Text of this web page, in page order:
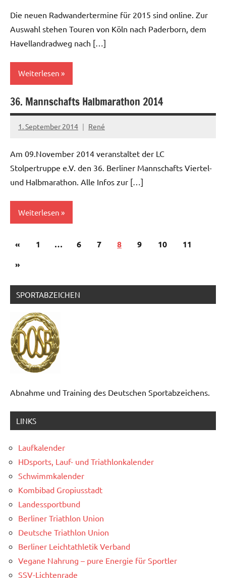
Die neuen Radwandertermine für 2015 sind online. Zur
Auswahl stehen Touren von Köln nach Paderborn, dem
Havellandradweg nach […]
Weiterlesen
News
36. Mannschafts Halbmarathon 2014
1. September 2014 René
Am 09.November 2014 veranstaltet der LC
Stolpertruppe e.V. den 36. Berliner Mannschafts Viertel-
und Halbmarathon. Alle Infos zur […]
Weiterlesen
News
Seitennummerierung
«Vorherige
1 … 6 7 8 9 10
11
Nächste
»
SPORTABZEICHEN
Abnahme und Training des Deutschen Sportabzeichens.
LINKS
Laufkalender
HDsports, Lauf- und Triathlonkalender
Schwimmkalender
Kombibad Gropiusstadt
Landessportbund
Berliner Triathlon Union
Deutsche Triathlon Union
Berliner Leichtathletik Verband
Vegane Nahrung – pure Energie für Sportler
SSV-Lichtenrade